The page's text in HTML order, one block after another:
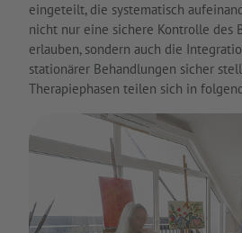
eingeteilt, die systematisch
nicht nur eine sichere Kontrolle des
erlauben, sondern auch die
stationärer Behandlungen sicher
Therapiephasen teilen sich in